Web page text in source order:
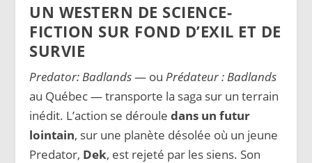
UN WESTERN DE SCIENCE-
FICTION SUR FOND D’EXIL ET DE
SURVIE
Predator: Badlands— ouPrédateur : Badlands
au Québec — transporte la saga sur un terrain
inédit. L’action se dérouledans un futur
lointain, sur une planète désolée où un jeune
Predator, Dek, est rejeté par les siens. Son